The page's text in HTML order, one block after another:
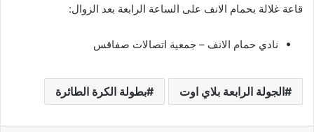
قاعة غلالة بحمام الانف على الساعة الرابعة بعد الزوال:
نادي حمام الانف – جمعية اتصالات صفاقس
الجولة الرابعة بلاي اوت بطولة الكرة الطائرة